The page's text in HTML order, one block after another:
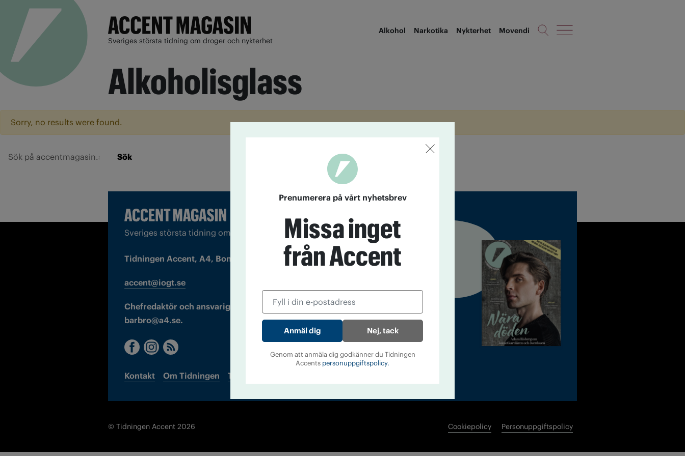
Sveriges största tidning om droger och nykterhet
Alkohol Narkotika Nykterhet Movendi
Alkoholisglass
Sorry, no results were found.
Sök
Sveriges största tidning om droger och nykterhet
Tidningen Accent, A4, Bondegatan 21, 116 33 Stockholm
accent@iogt.se
Chefredaktör och ansvarig utgivare: Barbro Janson Lundkvist,
barbro@a4.se.
Kontakt Om Tidningen Tidningsarkiv
© Tidningen Accent 2026 Cookiepolicy Personuppgiftspolicy
Prenumerera på vårt nyhetsbrev
Missa inget
från Accent
Nej, tack
Genom att anmäla dig godkänner du Tidningen
Accents personuppgiftspolicy.